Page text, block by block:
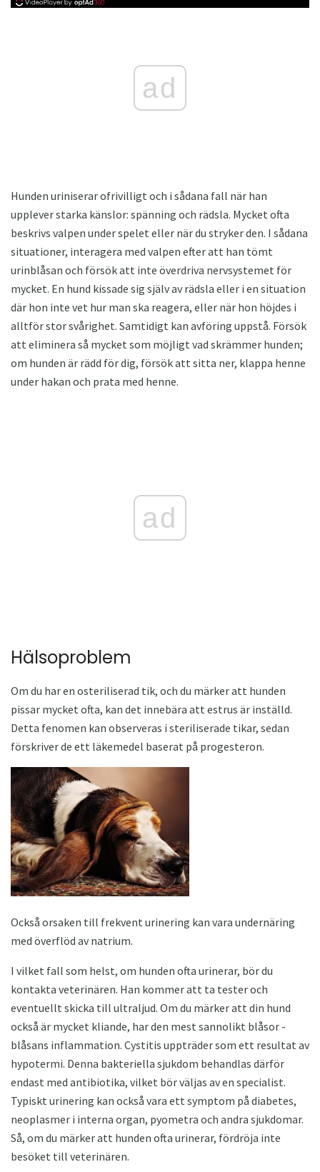
ad
Hunden uriniserar ofrivilligt och i sådana fall när han
upplever starka känslor: spänning och rädsla. Mycket ofta
beskrivs valpen under spelet eller när du stryker den. I sådana
situationer, interagera med valpen efter att han tömt
urinblåsan och försök att inte överdriva nervsystemet för
mycket. En hund kissade sig själv av rädsla eller i en situation
där hon inte vet hur man ska reagera, eller när hon höjdes i
alltför stor svårighet. Samtidigt kan avföring uppstå. Försök
att eliminera så mycket som möjligt vad skrämmer hunden;
om hunden är rädd för dig, försök att sitta ner, klappa henne
under hakan och prata med henne.
ad
Hälsoproblem
Om du har en osteriliserad tik, och du märker att hunden
pissar mycket ofta, kan det innebära att estrus är inställd.
Detta fenomen kan observeras i steriliserade tikar, sedan
förskriver de ett läkemedel baserat på progesteron.
Också orsaken till frekvent urinering kan vara undernäring
med överflöd av natrium.
I vilket fall som helst, om hunden ofta urinerar, bör du
kontakta veterinären. Han kommer att ta tester och
eventuellt skicka till ultraljud. Om du märker att din hund
också är mycket kliande, har den mest sannolikt blåsor -
blåsans inflammation. Cystitis uppträder som ett resultat av
hypotermi. Denna bakteriella sjukdom behandlas därför
endast med antibiotika, vilket bör väljas av en specialist.
Typiskt urinering kan också vara ett symptom på diabetes,
neoplasmer i interna organ, pyometra och andra sjukdomar.
Så, om du märker att hunden ofta urinerar, fördröja inte
besöket till veterinären.